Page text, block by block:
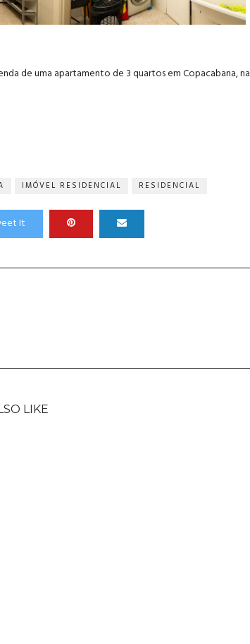
de uma apartamento de 3 quartos em Copacabana, na
IMÓVEL RESIDENCIAL RESIDENCIAL
It
LIKE